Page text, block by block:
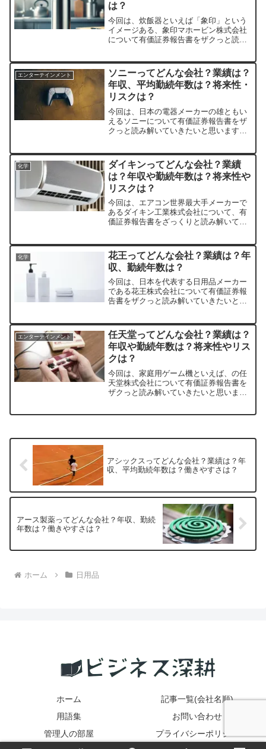
は？
今回は、炊飯器といえば「象印」という
イメージある、象印マホービン株式会社
について有価証券報告書をザクっと読み
合家電メーカーに比べると規模は小さい
ものの、知名度は...
エンターテインメント
ソニーってどんな会社？業績は？
年収、平均勤続年数は？将来性・
リスクは？
今回は、日本の電器メーカーの雄ともい
えるソニーについて有価証券報告書をザ
クっと読み解いていきたいと思います。
ーグループ株式会社ですね。時価総額
は、2023年1月現在で1...
化学
ダイキンってどんな会社？業績
は？年収や勤続年数は？将来性や
リスクは？
今回は、エアコン世界最大手メーカーで
あるダイキン工業株式会社について、有
価証券報告書をざっくりと読み解いてい
期では3兆円に達しており、世界のダイキ
ンといって...
化学
花王ってどんな会社？業績は？年
収、勤続年数は？
今回は、日本を代表する日用品メーカー
である花王株式会社について有価証券報
告書をザクっと読み解いていきたいと思
レ」などのメジャーブランドのほか、カ
ネボウ・ソフィー...
エンターテインメント
任天堂ってどんな会社？業績は？
年収や勤続年数は？将来性やリス
クは？
今回は、家庭用ゲーム機といえば、の任
天堂株式会社について有価証券報告書を
ザクっと読み解いていきたいと思いま
アシックスってどんな会社？業績は？年
収、平均勤続年数は？働きやすさは？
アース製薬ってどんな会社？年収、勤続
年数は？働きやすさは？
ホーム 日用品
ホーム
記事一覧(会社名順)
用語集
お問い合わせ
管理人の部屋
プライバシーポリシー